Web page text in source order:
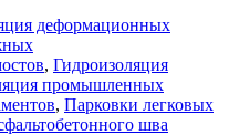
деформационных
, Гидроизоляция
промышленных
, Парковки легковых
шва